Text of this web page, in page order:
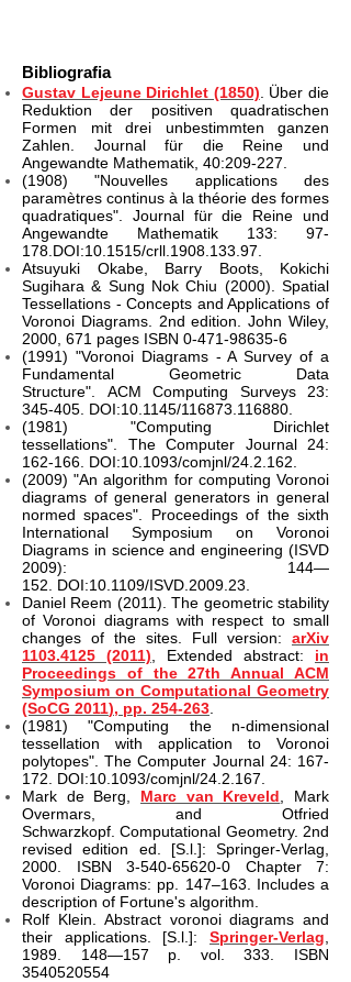
Bibliografia
Gustav Lejeune Dirichlet (1850) . Über die
Reduktion der positiven quadratischen
Formen mit drei unbestimmten ganzen
Zahlen. Journal für die Reine und
Angewandte Mathematik, 40:209-227.
(1908) "Nouvelles applications des
paramètres continus à la théorie des formes
quadratiques". Journal für die Reine und
Angewandte Mathematik 133: 97-
178.DOI:10.1515/crll.1908.133.97.
Atsuyuki Okabe, Barry Boots, Kokichi
Sugihara & Sung Nok Chiu (2000). Spatial
Tessellations - Concepts and Applications of
Voronoi Diagrams. 2nd edition. John Wiley,
2000, 671 pages ISBN 0-471-98635-6
(1991) "Voronoi Diagrams - A Survey of a
Fundamental Geometric Data
Structure". ACM Computing Surveys 23:
345-405. DOI:10.1145/116873.116880.
(1981) "Computing Dirichlet
tessellations". The Computer Journal 24:
162-166. DOI:10.1093/comjnl/24.2.162.
(2009) "An algorithm for computing Voronoi
diagrams of general generators in general
normed spaces". Proceedings of the sixth
International Symposium on Voronoi
Diagrams in science and engineering (ISVD
2009): 144—
152. DOI:10.1109/ISVD.2009.23.
Daniel Reem (2011). The geometric stability
of Voronoi diagrams with respect to small
changes of the sites. Full version: arXiv
1103.4125 (2011) , Extended abstract: in
Proceedings of the 27th Annual ACM
Symposium on Computational Geometry
(SoCG ‏2011), pp. 254-263
(1981) "Computing the n-dimensional
tessellation with application to Voronoi
polytopes". The Computer Journal 24: 167-
172. DOI:10.1093/comjnl/24.2.167.
Mark de Berg, Marc van Kreveld , Mark
Overmars, and Otfried
Schwarzkopf. Computational Geometry. 2nd
revised edition ed. [S.l.]: Springer-Verlag,
2000. ISBN 3-540-65620-0 Chapter 7:
Voronoi Diagrams: pp. 147–163. Includes a
description of Fortune's algorithm.
Rolf Klein. Abstract voronoi diagrams and
their applications. [S.l.]: Springer-Verlag
1989. 148—157 p. vol. 333. ISBN
3540520554